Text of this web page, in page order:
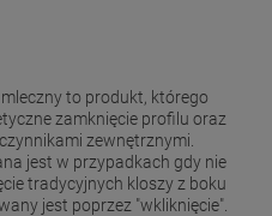
to produkt, którego
zamknięcie profilu oraz
zewnętrznymi.
jest w przypadkach gdy nie
tradycyjnych kloszy z boku
jest poprzez "wkliknięcie".